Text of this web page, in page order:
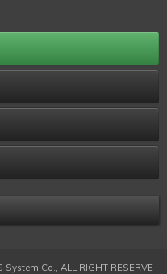
Co., ALL RIGHT RESERVE